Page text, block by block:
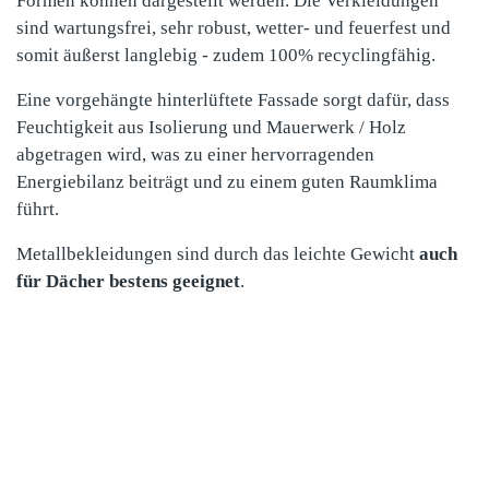
sind wartungsfrei, sehr robust, wetter- und feuerfest und
somit äußerst langlebig - zudem 100% recyclingfähig.
Eine vorgehängte hinterlüftete Fassade sorgt dafür, dass
Feuchtigkeit aus Isolierung und Mauerwerk / Holz
abgetragen wird, was zu einer hervorragenden
Energiebilanz beiträgt und zu einem guten Raumklima
führt.
Metallbekleidungen sind durch das leichte Gewicht auch
für Dächer bestens geeignet.